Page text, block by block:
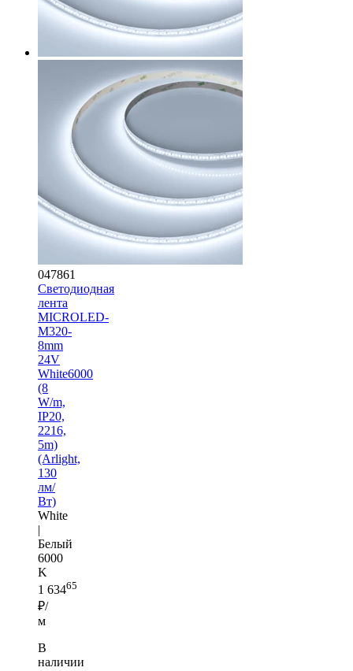
047861
Светодиодная
лента
MICROLED-
M320-
8mm
24V
White6000
(8
W/m,
IP20,
2216,
5m)
(Arlight,
130
лм/
Вт)
White
|
Белый
6000
K
1 63465
₽/
м
В
наличии